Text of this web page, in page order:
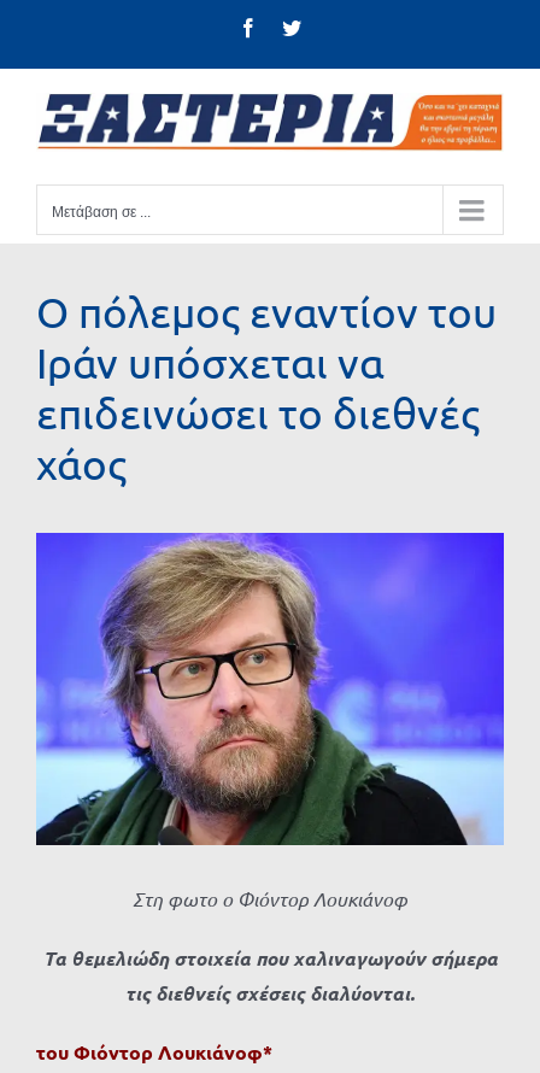
FacebookTwitter
Μετάβαση σε ...
Ο πόλεμος εναντίον του
Ιράν υπόσχεται να
επιδεινώσει το διεθνές
χάος
μεγαλύτερης
εικόνας
Στη φωτο ο Φιόντορ Λουκιάνοφ
Τα θεμελιώδη στοιχεία που χαλιναγωγούν σήμερα
τις διεθνείς σχέσεις διαλύονται.
του Φιόντορ Λουκιάνοφ*